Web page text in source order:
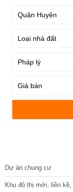
Dự án chung cư
Khu đô thị mới, liền